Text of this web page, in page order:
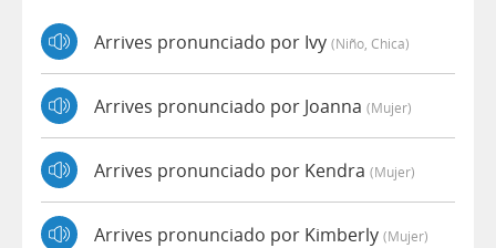
Arrives pronunciado por Ivy (niño, Chica)
Arrives pronunciado por Joanna (mujer)
Arrives pronunciado por Kendra (mujer)
Arrives pronunciado por Kimberly (mujer)